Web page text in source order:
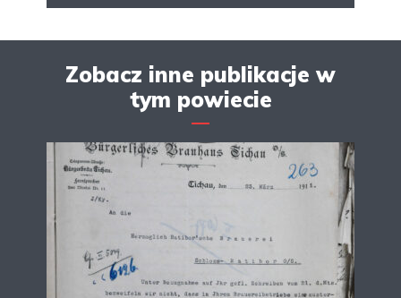
Zobacz inne publikacje w
tym powiecie